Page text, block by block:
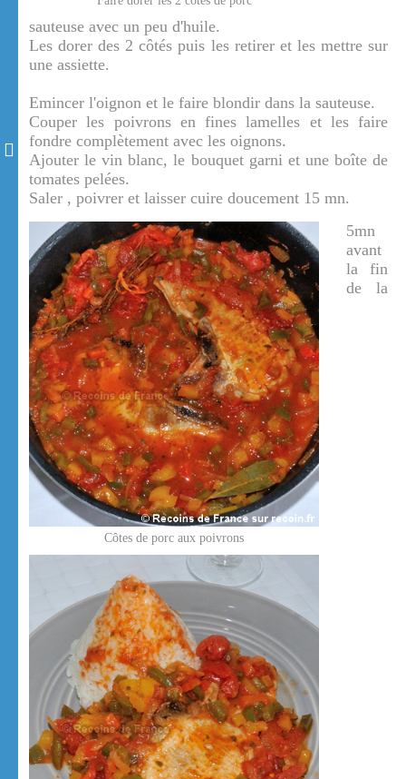
sauteuse avec un peu d'huile.
Les dorer des 2 côtés puis les retirer et les mettre sur
une assiette.
Emincer l'oignon et le faire blondir dans la sauteuse.
Couper les poivrons en fines lamelles et les faire
fondre complètement avec les oignons.
Ajouter le vin blanc, le bouquet garni et une boîte de
tomates pelées.
Saler , poivrer et laisser cuire doucement 15 mn.
Côtes de porc aux poivrons
5mn
avant
la fin
de la